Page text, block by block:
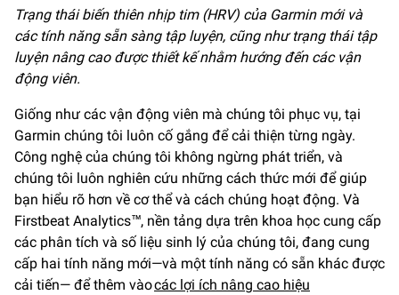
Trạng thái biến thiên nhịp tim (HRV) của Garmin mới và
các tính năng sẵn sàng tập luyện, cũng như trạng thái tập
luyện nâng cao được thiết kế nhằm hướng đến các vận
động viên.
Giống như các vận động viên mà chúng tôi phục vụ, tại
Garmin chúng tôi luôn cố gắng để cải thiện từng ngày.
Công nghệ của chúng tôi không ngừng phát triển, và
chúng tôi luôn nghiên cứu những cách thức mới để giúp
bạn hiểu rõ hơn về cơ thể và cách chúng hoạt động. Và
Firstbeat Analytics™, nền tảng dựa trên khoa học cung cấp
các phân tích và số liệu sinh lý của chúng tôi, đang cung
cấp hai tính năng mới—và một tính năng có sẵn khác được
cải tiến— để thêm vàocác lợi ích nâng cao hiệu